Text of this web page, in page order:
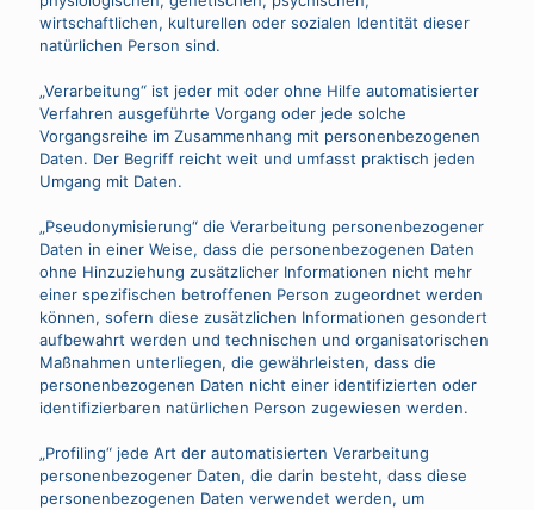
wirtschaftlichen, kulturellen oder sozialen Identität dieser
natürlichen Person sind.
„Verarbeitung“ ist jeder mit oder ohne Hilfe automatisierter
Verfahren ausgeführte Vorgang oder jede solche
Vorgangsreihe im Zusammenhang mit personenbezogenen
Daten. Der Begriff reicht weit und umfasst praktisch jeden
Umgang mit Daten.
„Pseudonymisierung“ die Verarbeitung personenbezogener
Daten in einer Weise, dass die personenbezogenen Daten
ohne Hinzuziehung zusätzlicher Informationen nicht mehr
einer spezifischen betroffenen Person zugeordnet werden
können, sofern diese zusätzlichen Informationen gesondert
aufbewahrt werden und technischen und organisatorischen
Maßnahmen unterliegen, die gewährleisten, dass die
personenbezogenen Daten nicht einer identifizierten oder
identifizierbaren natürlichen Person zugewiesen werden.
„Profiling“ jede Art der automatisierten Verarbeitung
personenbezogener Daten, die darin besteht, dass diese
personenbezogenen Daten verwendet werden, um